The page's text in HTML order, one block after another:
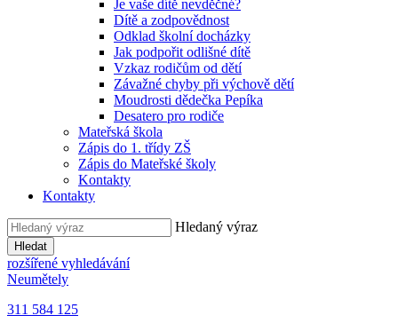
Je vaše dítě nevděčné?
Dítě a zodpovědnost
Odklad školní docházky
Jak podpořit odlišné dítě
Vzkaz rodičům od dětí
Závažné chyby při výchově dětí
Moudrosti dědečka Pepíka
Desatero pro rodiče
Mateřská škola
Zápis do 1. třídy ZŠ
Zápis do Mateřské školy
Kontakty
Kontakty
Hledaný výraz
Hledat
rozšířené vyhledávání
Neumětely
311 584 125